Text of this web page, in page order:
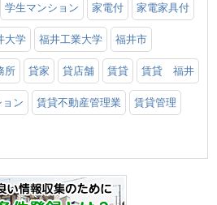
学生マンション 家電付 家電家具付
大学 福井工業大学 福井市
所 貸家 貸店舗 賃貸 賃貸 福井
ン 賃貸不動産管理業 賃貸管理